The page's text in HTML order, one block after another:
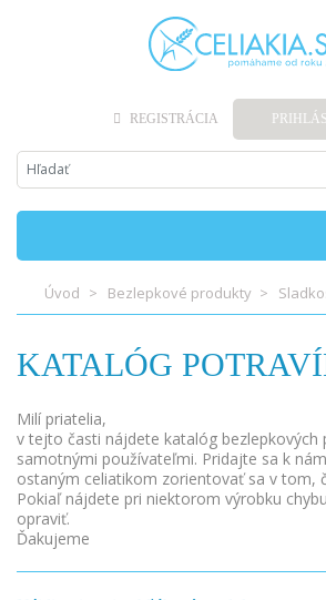
REGISTRÁCIA
Úvod Bezlepkové produkty
KATALÓG
Milí priatelia,
v tejto časti nájdete katalóg bezlepkových
samotnými používateľmi. Pridajte sa k
ostaným celiatikom zorientovať sa v tom,
Pokiaľ nájdete pri niektorom výrobku
opraviť.
Ďakujeme